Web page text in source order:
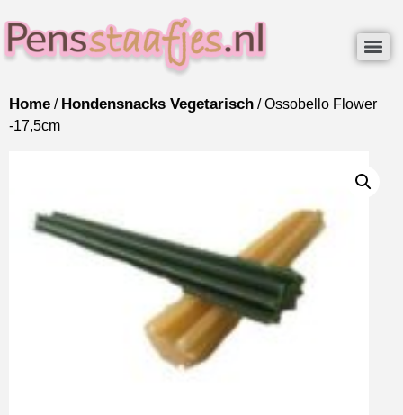
Home / Hondensnacks Vegetarisch / Ossobello Flower
-17,5cm